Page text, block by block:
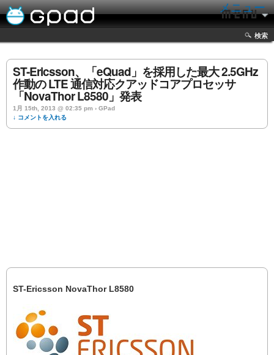
メニュー
検索
ST-Ericsson、「eQuad」を採用した最大 2.5GHz
作動の LTE 通信対応クアッドコアプロセッサ
「NovaThor L8580」発表
1月 15th, 2013 @ 02:35 pm › GPad
↓ コメントを入れる
ST-Ericsson NovaThor L8580